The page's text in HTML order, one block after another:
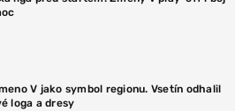
V jako symbol regionu. Vsetín odhalil
loga a dresy